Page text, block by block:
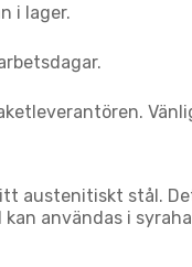
i lager.
austenitiskt stål.
användas i